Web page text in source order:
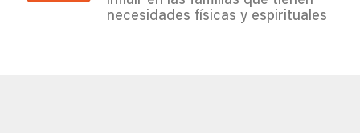
necesidades físicas y espirituales